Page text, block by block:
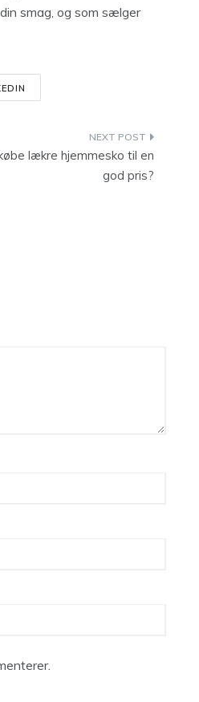
smag, og som sælger
lækre hjemmesko til en
god pris?